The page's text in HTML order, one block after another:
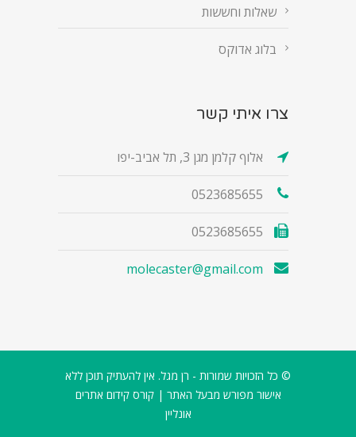
שאלות וחששות
בלוג אדוקס
צרו איתי קשר
אלוף קלמן מגן 3, תל אביב-יפו
0523685655
0523685655
molecaster@gmail.com
© כל הזכויות שמורות - רן מגל. אין להעתיק תוכן ללא
אישור מפורש מבעל האתר |קורס קידום אתרים
אונליין